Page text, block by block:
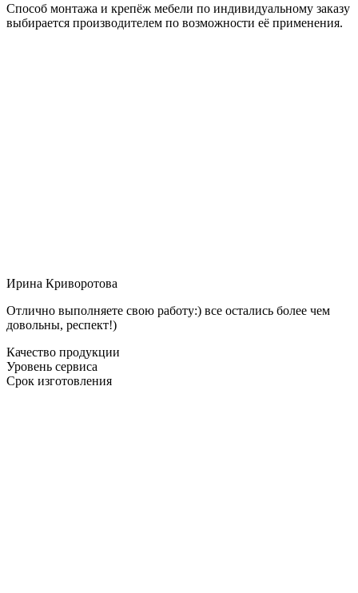
Способ монтажа и крепёж мебели по индивидуальному заказу
выбирается производителем по возможности её применения.
Ирина Криворотова
Отлично выполняете свою работу:) все остались более чем
довольны, респект!)
Качество продукции
Уровень сервиса
Срок изготовления